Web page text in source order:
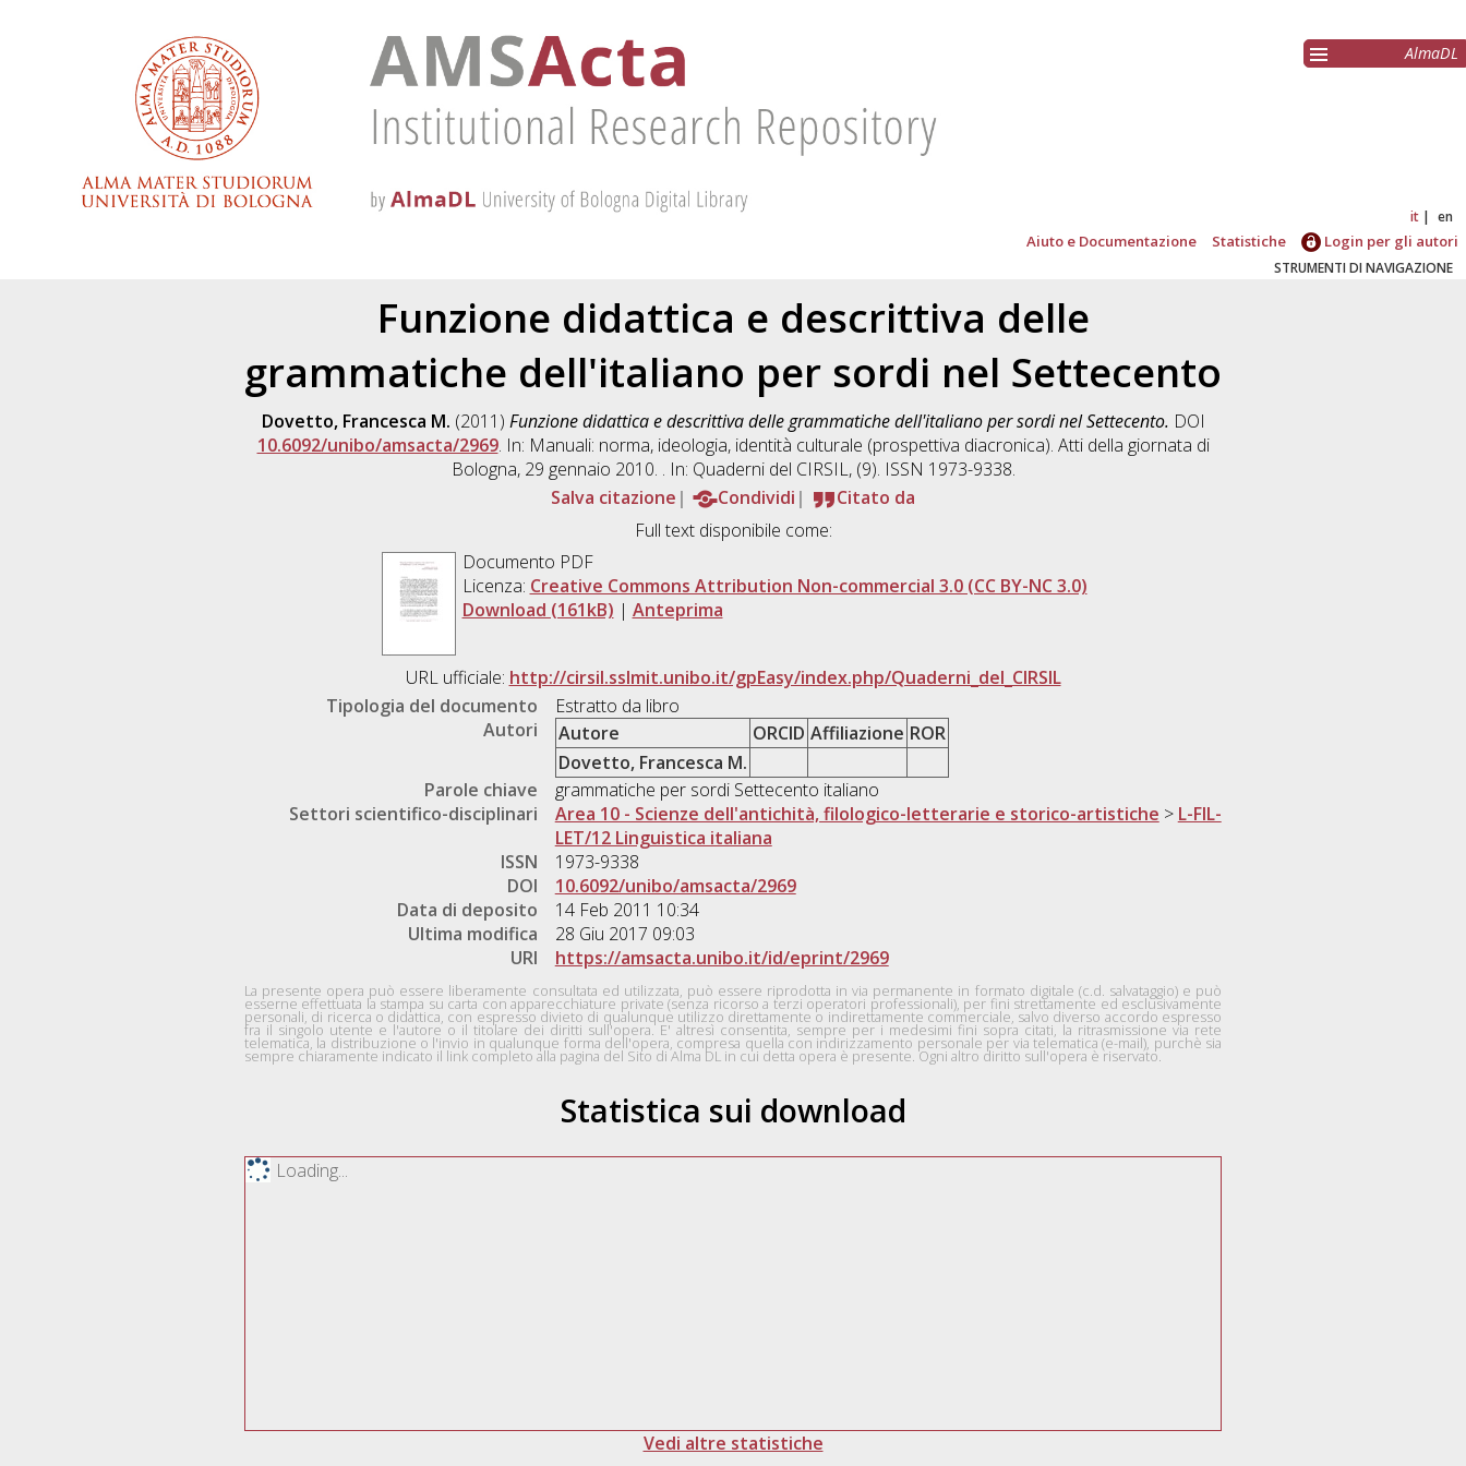
AlmaDL
it en
Aiuto e Documentazione Statistiche Login per gli autori
STRUMENTI DI NAVIGAZIONE
Funzione didattica e descrittiva delle
grammatiche dell'italiano per sordi nel Settecento
Dovetto, Francesca M. (2011) Funzione didattica e descrittiva delle grammatiche dell'italiano per sordi nel Settecento. DOI
10.6092/unibo/amsacta/2969. In: Manuali: norma, ideologia, identità culturale (prospettiva diacronica). Atti della giornata di
Bologna, 29 gennaio 2010. . In: Quaderni del CIRSIL, (9). ISSN 1973-9338.
Salva citazione
Condividi
Citato da
Full text disponibile come:
Documento PDF
Licenza: Creative Commons Attribution Non-commercial 3.0 (CC BY-NC 3.0)
Download (161kB) | Anteprima
URL ufficiale: http://cirsil.sslmit.unibo.it/gpEasy/index.php/Quaderni_del_CIRSIL
Tipologia del documento
Estratto da libro
Autori
Autore ORCID Affiliazione ROR
Dovetto, Francesca M.
Parole chiave
grammatiche per sordi Settecento italiano
Settori scientifico-disciplinari
Area 10 - Scienze dell'antichità, filologico-letterarie e storico-artistiche > L-FIL-
LET/12 Linguistica italiana
ISSN
1973-9338
DOI
10.6092/unibo/amsacta/2969
Data di deposito
14 Feb 2011 10:34
Ultima modifica
28 Giu 2017 09:03
URI
https://amsacta.unibo.it/id/eprint/2969
La presente opera può essere liberamente consultata ed utilizzata, può essere riprodotta in via permanente in formato digitale (c.d. salvataggio) e può
esserne effettuata la stampa su carta con apparecchiature private (senza ricorso a terzi operatori professionali), per fini strettamente ed esclusivamente
personali, di ricerca o didattica, con espresso divieto di qualunque utilizzo direttamente o indirettamente commerciale, salvo diverso accordo espresso
fra il singolo utente e l'autore o il titolare dei diritti sull'opera. E' altresì consentita, sempre per i medesimi fini sopra citati, la ritrasmissione via rete
telematica, la distribuzione o l'invio in qualunque forma dell'opera, compresa quella con indirizzamento personale per via telematica (e-mail), purchè sia
sempre chiaramente indicato il link completo alla pagina del Sito di Alma DL in cui detta opera è presente. Ogni altro diritto sull'opera è riservato.
Statistica sui download
Loading...
Vedi altre statistiche